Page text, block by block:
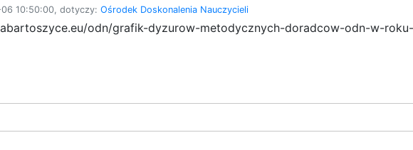
10:50:00, dotyczy: Ośrodek Doskonalenia Nauczycieli
odn/grafik-dyzurow-metodycznych-doradcow-odn-w-